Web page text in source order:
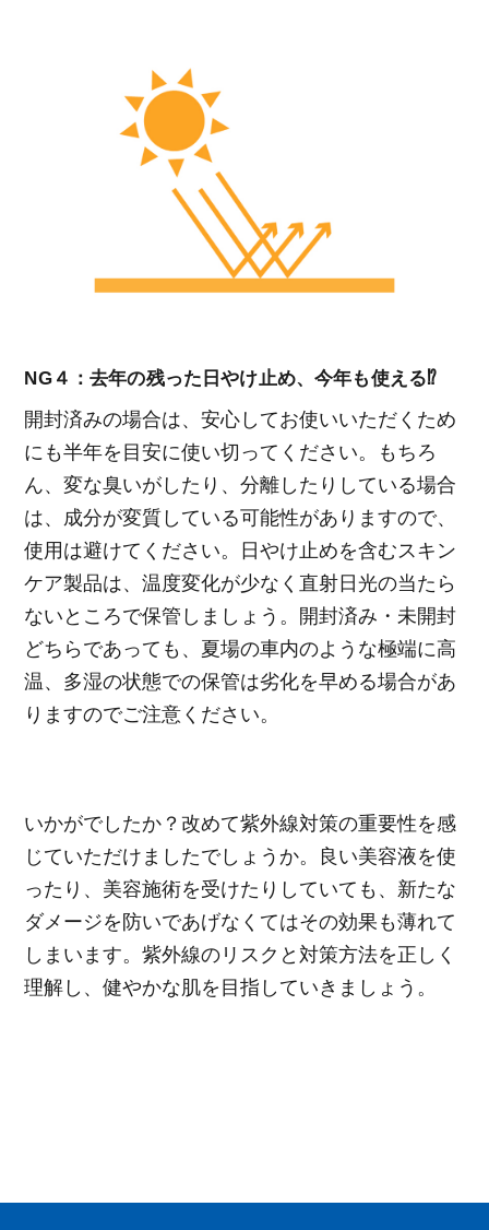
NG４：去年の残った日やけ止め、今年も使える⁉
開封済みの場合は、安心してお使いいただくため
にも半年を目安に使い切ってください。もちろ
ん、変な臭いがしたり、分離したりしている場合
は、成分が変質している可能性がありますので、
使用は避けてください。日やけ止めを含むスキン
ケア製品は、温度変化が少なく直射日光の当たら
ないところで保管しましょう。開封済み・未開封
どちらであっても、夏場の車内のような極端に高
温、多湿の状態での保管は劣化を早める場合があ
りますのでご注意ください。
いかがでしたか？改めて紫外線対策の重要性を感
じていただけましたでしょうか。良い美容液を使
ったり、美容施術を受けたりしていても、新たな
ダメージを防いであげなくてはその効果も薄れて
しまいます。紫外線のリスクと対策方法を正しく
理解し、健やかな肌を目指していきましょう。